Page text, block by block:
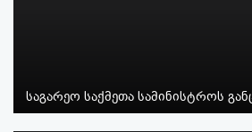
საგარეო საქმეთა სამინისტროს